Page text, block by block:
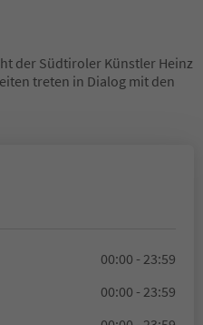
der Südtiroler Künstler Heinz
treten in Dialog mit den
00:00 - 23:59
00:00 - 23:59